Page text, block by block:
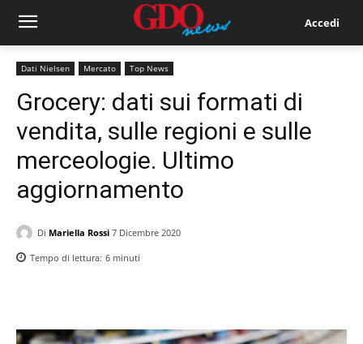
Accedi
Dati Nielsen Mercato Top News
Grocery: dati sui formati di
vendita, sulle regioni e sulle
merceologie. Ultimo
aggiornamento
Di Mariella Rossi 7 Dicembre 2020
Tempo di lettura: 6 minuti